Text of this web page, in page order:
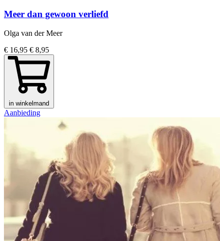
Meer dan gewoon verliefd
Olga van der Meer
€ 16,95 € 8,95
in winkelmand
Aanbieding